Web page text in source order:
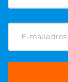
E-
mailadres
(Vereist)